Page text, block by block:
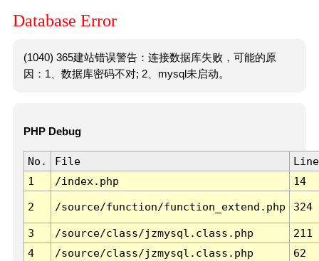
Database Error
(1040) 365建站错误警告：连接数据库失败，可能的原
因：1、数据库密码不对; 2、mysql未启动。
PHP Debug
No. File
Line
1
/index.php 14
2 /source/function/function_extend.php 324
3 /source/class/jzmysql.class.php
211
4
/source/class/jzmysql.class.php
62